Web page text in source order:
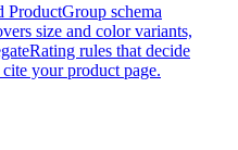
schema
size and color variants,
rules that decide
your product page.